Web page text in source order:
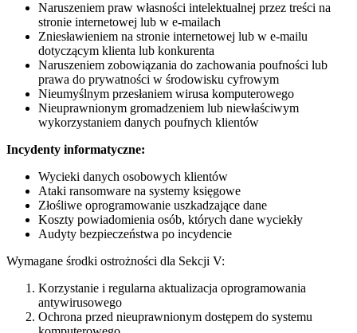
Naruszeniem praw własności intelektualnej przez treści na
stronie internetowej lub w e-mailach
Zniesławieniem na stronie internetowej lub w e-mailu
dotyczącym klienta lub konkurenta
Naruszeniem zobowiązania do zachowania poufności lub
prawa do prywatności w środowisku cyfrowym
Nieumyślnym przesłaniem wirusa komputerowego
Nieuprawnionym gromadzeniem lub niewłaściwym
wykorzystaniem danych poufnych klientów
Incydenty informatyczne:
Wycieki danych osobowych klientów
Ataki ransomware na systemy księgowe
Złośliwe oprogramowanie uszkadzające dane
Koszty powiadomienia osób, których dane wyciekły
Audyty bezpieczeństwa po incydencie
Wymagane środki ostrożności dla Sekcji V:
Korzystanie i regularna aktualizacja oprogramowania
antywirusowego
Ochrona przed nieuprawnionym dostępem do systemu